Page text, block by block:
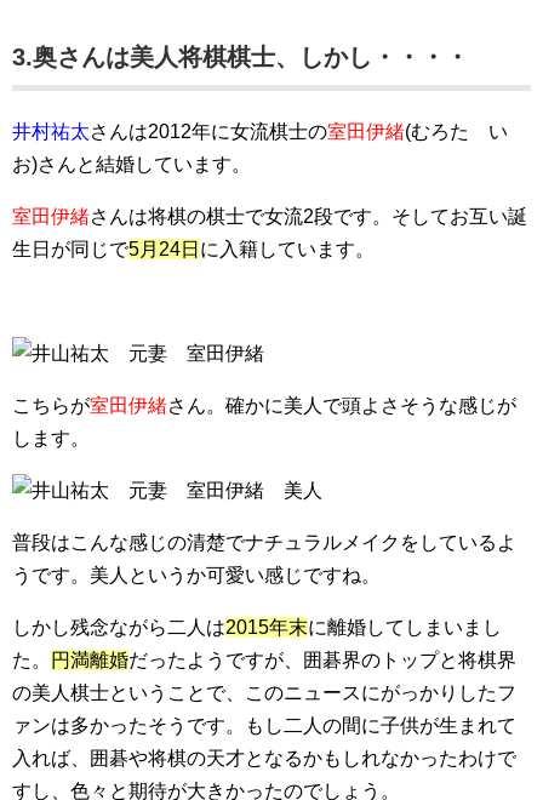
3.奥さんは美人将棋棋士、しかし・・・・
井村祐太さんは2012年に女流棋士の室田伊緒(むろた い
お)さんと結婚しています。
室田伊緒さんは将棋の棋士で女流2段です。そしてお互い誕
生日が同じで5月24日 に入籍しています。
こちらが室田伊緒さん。確かに美人で頭よさそうな感じが
します。
普段はこんな感じの清楚でナチュラルメイクをしているよ
うです。美人というか可愛い感じですね。
しかし残念ながら二人は2015年末に離婚してしまいまし
た。
円満離婚だったようですが、囲碁界のトップと将棋界
の美人棋士ということで、このニュースにがっかりしたフ
ァンは多かったそうです。もし二人の間に子供が生まれて
入れば、囲碁や将棋の天才となるかもしれなかったわけで
すし、色々と期待が大きかったのでしょう。